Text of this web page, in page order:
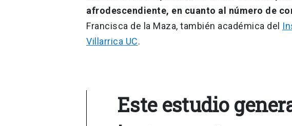
afrodescendiente, en cuanto al número de
Francisca de la Maza, también académica del
Villarrica UC.
Este estudio